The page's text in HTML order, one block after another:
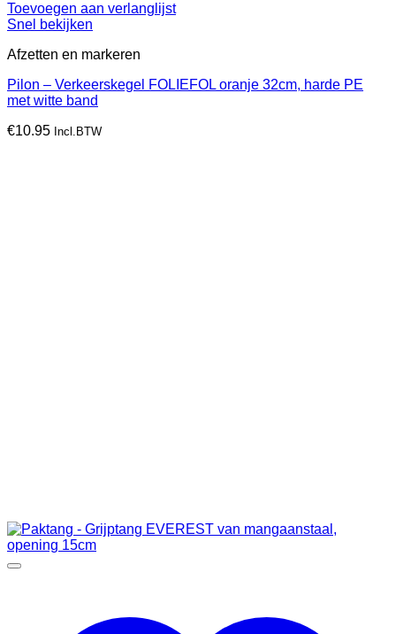
Toevoegen aan verlanglijst
Snel bekijken
Afzetten en markeren
Pilon – Verkeerskegel FOLIEFOL oranje 32cm, harde PE
met witte band
€10.95 Incl.BTW